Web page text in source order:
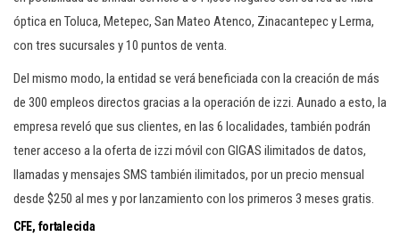
óptica en Toluca, Metepec, San Mateo Atenco, Zinacantepec y Lerma,
con tres sucursales y 10 puntos de venta.
Del mismo modo, la entidad se verá beneficiada con la creación de más
de 300 empleos directos gracias a la operación de izzi. Aunado a esto, la
empresa reveló que sus clientes, en las 6 localidades, también podrán
tener acceso a la oferta de izzi móvil con GIGAS ilimitados de datos,
llamadas y mensajes SMS también ilimitados, por un precio mensual
desde $250 al mes y por lanzamiento con los primeros 3 meses gratis.
CFE, fortalecida